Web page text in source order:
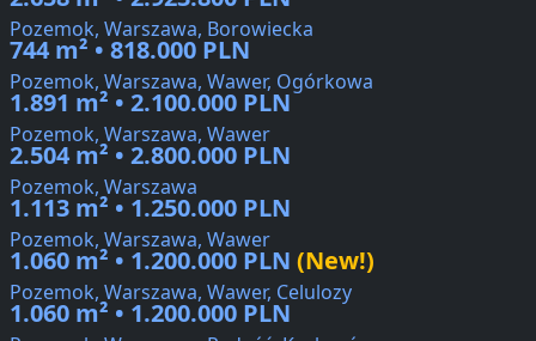
Pozemok, Warszawa, Borowiecka
744 m² • 818.000 PLN
Pozemok, Warszawa, Wawer, Ogórkowa
1.891 m² • 2.100.000 PLN
Pozemok, Warszawa, Wawer
2.504 m² • 2.800.000 PLN
Pozemok, Warszawa
1.113 m² • 1.250.000 PLN
Pozemok, Warszawa, Wawer
1.060 m² • 1.200.000 PLN (New!)
Pozemok, Warszawa, Wawer, Celulozy
1.060 m² • 1.200.000 PLN